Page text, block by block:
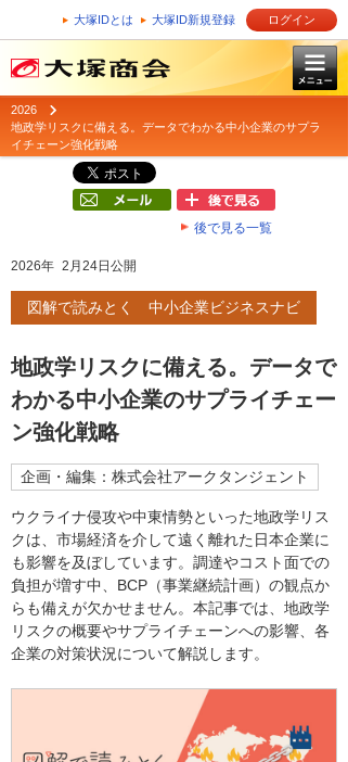
大塚IDとは 大塚ID新規登録 ログイン
2026
地政学リスクに備える。データでわかる中小企業のサプラ
イチェーン強化戦略
後で見る一覧
2026年 2月24日公開
図解で読みとく 中小企業ビジネスナビ
地政学リスクに備える。データで
わかる中小企業のサプライチェー
ン強化戦略
企画・編集：株式会社アークタンジェント
ウクライナ侵攻や中東情勢といった地政学リス
クは、市場経済を介して遠く離れた日本企業に
も影響を及ぼしています。調達やコスト面での
負担が増す中、BCP（事業継続計画）の観点か
らも備えが欠かせません。本記事では、地政学
リスクの概要やサプライチェーンへの影響、各
企業の対策状況について解説します。